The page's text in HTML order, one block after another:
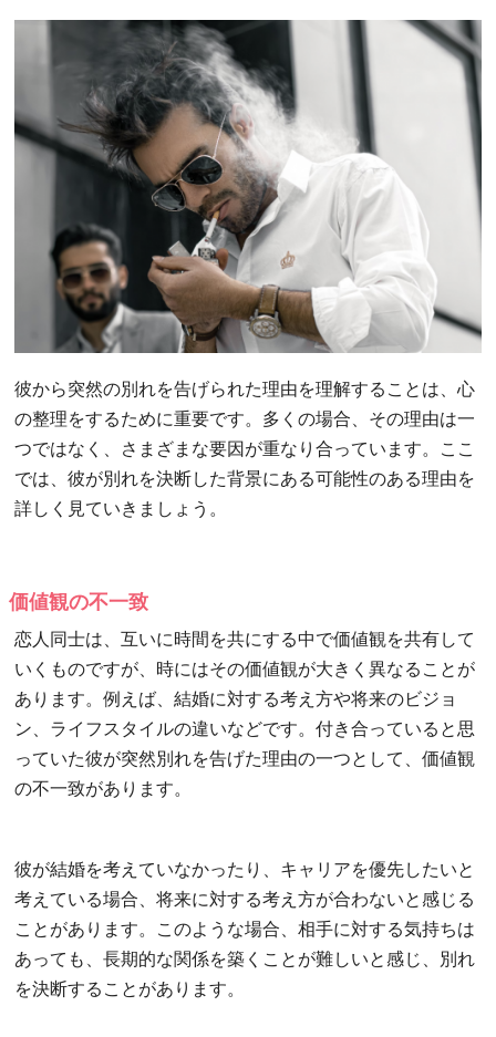
彼から突然の別れを告げられた理由を理解することは、心
の整理をするために重要です。多くの場合、その理由は一
つではなく、さまざまな要因が重なり合っています。ここ
では、彼が別れを決断した背景にある可能性のある理由を
詳しく見ていきましょう。
価値観の不一致
恋人同士は、互いに時間を共にする中で価値観を共有して
いくものですが、時にはその価値観が大きく異なることが
あります。例えば、結婚に対する考え方や将来のビジョ
ン、ライフスタイルの違いなどです。付き合っていると思
っていた彼が突然別れを告げた理由の一つとして、価値観
の不一致があります。
彼が結婚を考えていなかったり、キャリアを優先したいと
考えている場合、将来に対する考え方が合わないと感じる
ことがあります。このような場合、相手に対する気持ちは
あっても、長期的な関係を築くことが難しいと感じ、別れ
を決断することがあります。